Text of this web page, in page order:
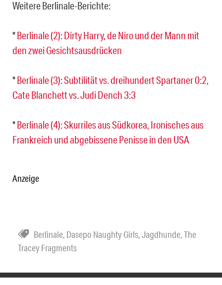
Weitere Berlinale-Berichte:
*Berlinale (2): Dirty Harry, de Niro und der Mann mit
den zwei Gesichtsausdrücken
*Berlinale (3): Subtilität vs. dreihundert Spartaner 0:2,
Cate Blanchett vs. Judi Dench 3:3
*Berlinale (4): Skurriles aus Südkorea, Ironisches aus
Frankreich und abgebissene Penisse in den USA
Anzeige
Berlinale, Dasepo Naughty Girls,Jagdhunde,The
Tracey Fragments